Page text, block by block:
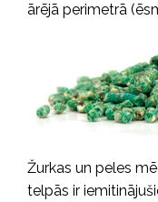
ārējā perimetrā
Žurkas un peles
telpās ir